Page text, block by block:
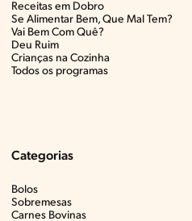
Receitas em Dobro
Se Alimentar Bem, Que Mal Tem?​
Vai Bem Com Quê?​
Deu Ruim​
Crianças na Cozinha​
Todos os programas
Categorias
Bolos
Sobremesas
Carnes Bovinas​